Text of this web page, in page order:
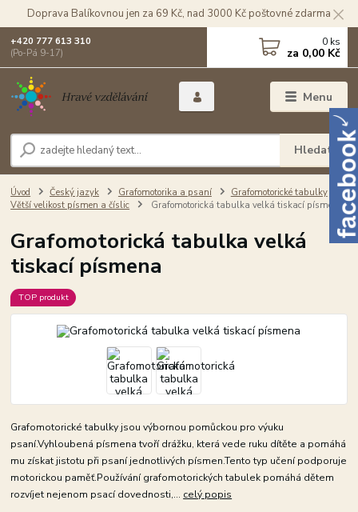
Doprava Balíkovnou jen za 69 Kč, nad 3000 Kč poštovné zdarma
Menu
Hledat
+420 777 613 310
(Po-Pá 9-17)
0 ks
za 0,00 Kč
Úvod Český jazyk Grafomotorika a psaní
Grafomotorické tabulky
Větší velikost písmen a číslic
Grafomotorická tabulka velká tiskací písmena
Grafomotorická tabulka velká
tiskací písmena
TOP produkt
Grafomotorické tabulky jsou výbornou pomůckou pro výuku
psaní.Vyhloubená písmena tvoří drážku, která vede ruku dítěte a pomáhá
mu získat jistotu při psaní jednotlivých písmen.Tento typ učení podporuje
motorickou paměť.Používání grafomotorických tabulek pomáhá dětem
rozvíjet nejenom psací dovednosti,... celý popis